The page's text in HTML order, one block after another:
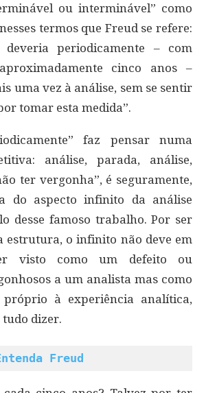
ou interminável” como
termos que Freud se refere:
deveria periodicamente – com
cinco anos –
uma vez à análise, sem se sentir
tomar esta medida”.
faz pensar numa
análise, parada, análise,
ter vergonha”, é seguramente,
do aspecto infinito da análise
desse famoso trabalho. Por ser
estrutura, o infinito não deve em
visto como um defeito ou
a um analista mas como
à experiência analítica,
tudo dizer.
Freud